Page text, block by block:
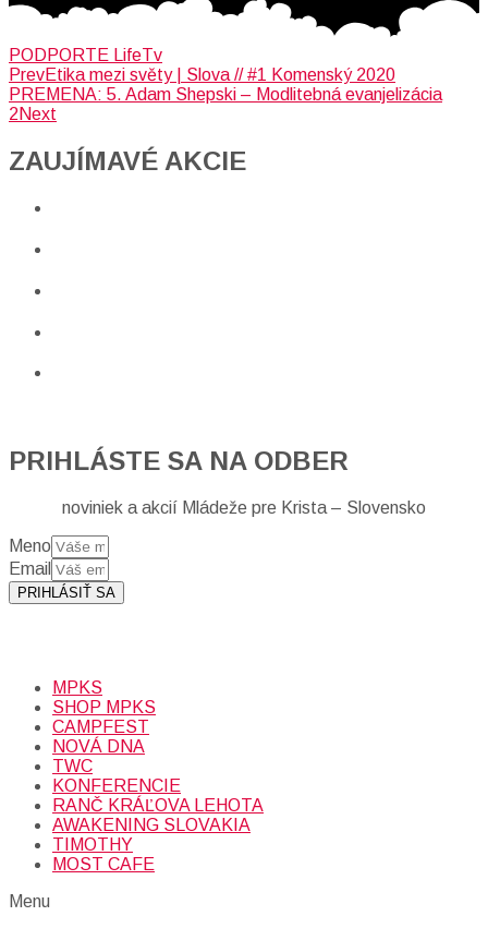
PODPORTE LifeTv
PrevEtika mezi světy | Slova // #1 Komenský 2020
PREMENA: 5. Adam Shepski – Modlitebná evanjelizácia
2Next
ZAUJÍMAVÉ AKCIE​
PRIHLÁSTE SA NA ODBER
noviniek a akcií Mládeže pre Krista – Slovensko
Meno
Email
PRIHLÁSIŤ SA
MPKS
SHOP MPKS
CAMPFEST
NOVÁ DNA
TWC
KONFERENCIE
RANČ KRÁĽOVA LEHOTA
AWAKENING SLOVAKIA
TIMOTHY
MOST CAFE
Menu